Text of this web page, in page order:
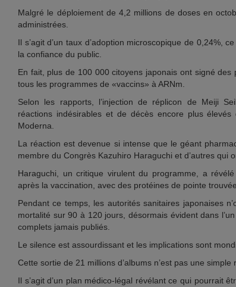
Malgré le déploiement de 4,2 millions de doses en
administrées.
Il s’agit d’un taux d’adoption microscopique de 0,24%,
la confiance du public.
En fait, plus de 100 000 citoyens japonais ont signé des
tous les programmes de «vaccins» à ARNm.
Selon les rapports, l’injection de réplicon de Meiji
réactions indésirables et de décès encore plus
Moderna.
La réaction est devenue si intense que le géant
membre du Congrès Kazuhiro Haraguchi et d’autres qui
Haraguchi, un critique virulent du programme, a
après la vaccination, avec des protéines de pointe
Pendant ce temps, les autorités sanitaires japonaises
mortalité sur 90 à 120 jours, désormais évident dans
complets jamais publiés.
Le silence est assourdissant et les implications sont
Cette sortie de 21 millions d’albums n’est pas une simple
Il s’agit d’un plan médico-légal révélant ce qui pourrait